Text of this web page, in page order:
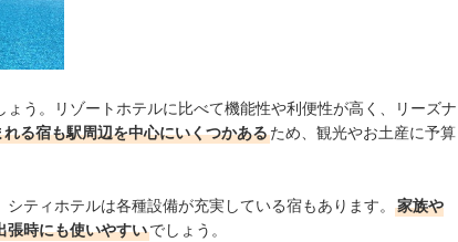
う。リゾートホテルに比べて機能性や利便性が高く、リーズナ
る宿も駅周辺を中心にいくつかあるため、観光やお土産に予算
ティホテルは各種設備が充実している宿もあります。
家族や
張時にも使いやすいでしょう。